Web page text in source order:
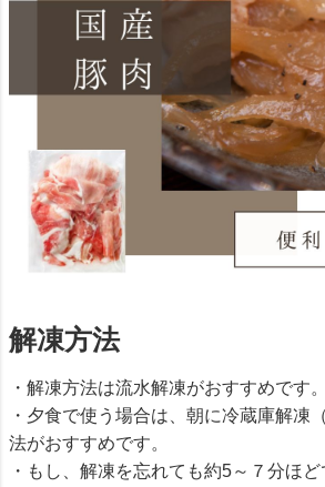
解凍方法
・解凍方法は流水解凍がおすすめです。
・夕食で使う場合は、朝に冷蔵庫解凍
法がおすすめです。
・もし、解凍を忘れても約5～７分ほ